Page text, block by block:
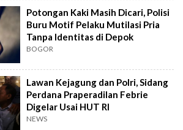
Potongan Kaki Masih Dicari, Polisi
Buru Motif Pelaku Mutilasi Pria
Tanpa Identitas di Depok
BOGOR
Lawan Kejagung dan Polri, Sidang
Perdana Praperadilan Febrie
Digelar Usai HUT RI
NEWS